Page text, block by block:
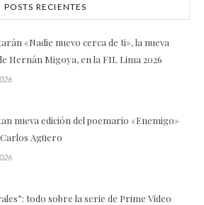
POSTS RECIENTES
«Nadie nuevo cerca de ti», la nueva
Hernán Migoya, en la FIL Lima 2026
nueva edición del poemario «Enemigo»
Agüero
todo sobre la serie de Prime Video